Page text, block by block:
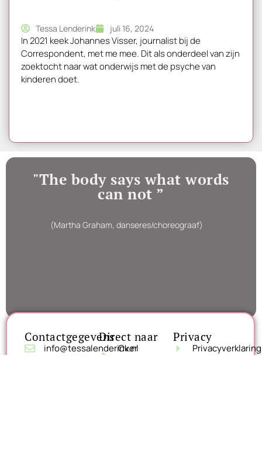
Tessa Lenderink juli 16, 2024
In 2021 keek Johannes Visser, journalist bij de
Correspondent, met me mee. Dit als onderdeel van zijn
zoektocht naar wat onderwijs met de psyche van
kinderen doet.
"The body says what words
can not ”
(Martha Graham, danseres/choreograaf)
Contactgegevens
info@tessalenderink.nl
Direct naar
Over
Privacy
Privacyverklaring